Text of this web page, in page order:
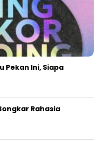
Pekan Ini, Siapa
Rahasia